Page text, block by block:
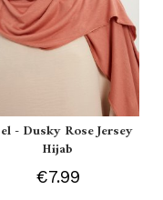
- Dusky Rose Jersey
Hijab
€7.99